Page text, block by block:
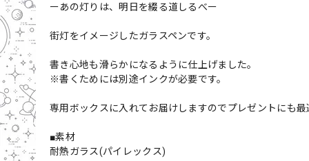
ーあの灯りは、明日を綴る道しるべー
街灯をイメージしたガラスペンです。
書き心地も滑らかになるように仕上げました。
※書くためには別途インクが必要です。
専用ボックスに入れてお届けしますのでプレゼントにも最
■素材
耐熱ガラス(パイレックス)